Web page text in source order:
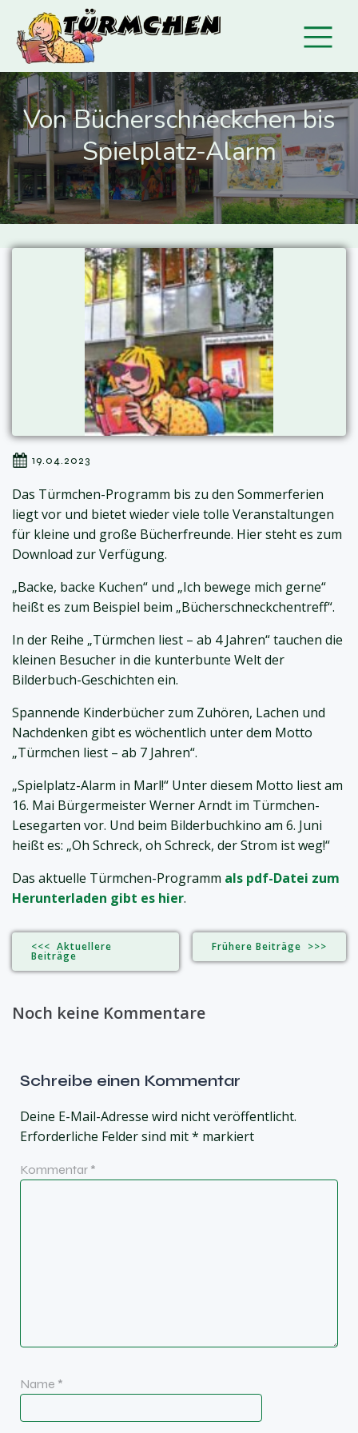
Von Bücherschneckchen bis
Spielplatz-Alarm
19.04.2023
Das Türmchen-Programm bis zu den Sommerferien
liegt vor und bietet wieder viele tolle Veranstaltungen
für kleine und große Bücherfreunde. Hier steht es zum
Download zur Verfügung.
„Backe, backe Kuchen“ und „Ich bewege mich gerne“
heißt es zum Beispiel beim „Bücherschneckchentreff“.
In der Reihe „Türmchen liest – ab 4 Jahren“ tauchen die
kleinen Besucher in die kunterbunte Welt der
Bilderbuch-Geschichten ein.
Spannende Kinderbücher zum Zuhören, Lachen und
Nachdenken gibt es wöchentlich unter dem Motto
„Türmchen liest – ab 7 Jahren“.
„Spielplatz-Alarm in Marl!“ Unter diesem Motto liest am
16. Mai Bürgermeister Werner Arndt im Türmchen-
Lesegarten vor. Und beim Bilderbuchkino am 6. Juni
heißt es: „Oh Schreck, oh Schreck, der Strom ist weg!“
Das aktuelle Türmchen-Programm als pdf-Datei zum
Herunterladen gibt es hier.
<<< Aktuellere
Beiträge
Frühere Beiträge >>>
Noch keine Kommentare
Schreibe einen Kommentar
Deine E-Mail-Adresse wird nicht veröffentlicht.
Erforderliche Felder sind mit* markiert
Kommentar *
Name *